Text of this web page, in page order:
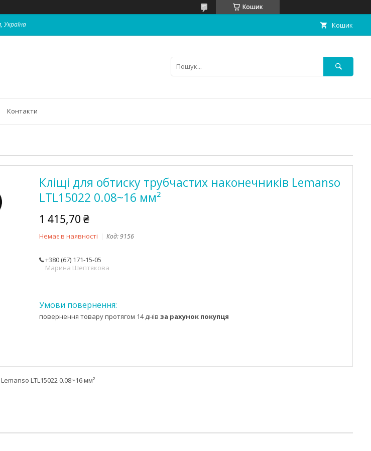
Кошик
Україна Кошик
Контакти
Кліщі для обтиску трубчастих наконечників Lemanso
LTL15022 0.08~16 мм²
1 415,70 ₴
Немає в наявності Код:9156
+380 (67) 171-15-05
Марина Шептякова
повернення товару протягом 14 днів за рахунок покупця
LTL15022 0.08~16 мм²